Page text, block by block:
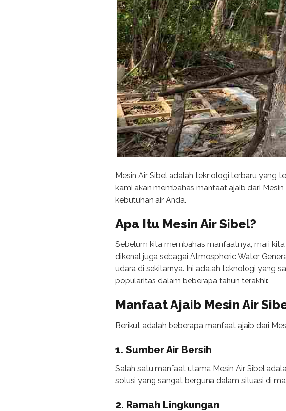
Mesin Air Sibel adalah teknologi terbaru yang
kami akan membahas manfaat ajaib dari
kebutuhan air Anda.
Apa Itu Mesin Air Sibel?
Sebelum kita membahas manfaatnya, mari
dikenal juga sebagai Atmospheric Water
udara di sekitarnya. Ini adalah teknologi yang
popularitas dalam beberapa tahun terakhir.
Manfaat Ajaib Mesin Air
Berikut adalah beberapa manfaat ajaib dari
1. Sumber Air Bersih
Salah satu manfaat utama Mesin Air Sibel
solusi yang sangat berguna dalam situasi di
2. Ramah Lingkungan